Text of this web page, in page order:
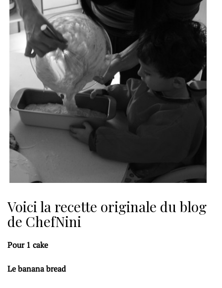
Voici la recette originale du blog
de ChefNini
Pour 1 cake
Le banana bread